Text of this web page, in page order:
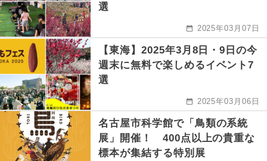
選
2025年03月07日
【東海】2025年3月8日・9日の今
週末に無料で楽しめるイベント7
選
2025年03月06日
名古屋市科学館で「鳥類の系統
展」開催！ 400点以上の貴重な
標本が集結する特別展